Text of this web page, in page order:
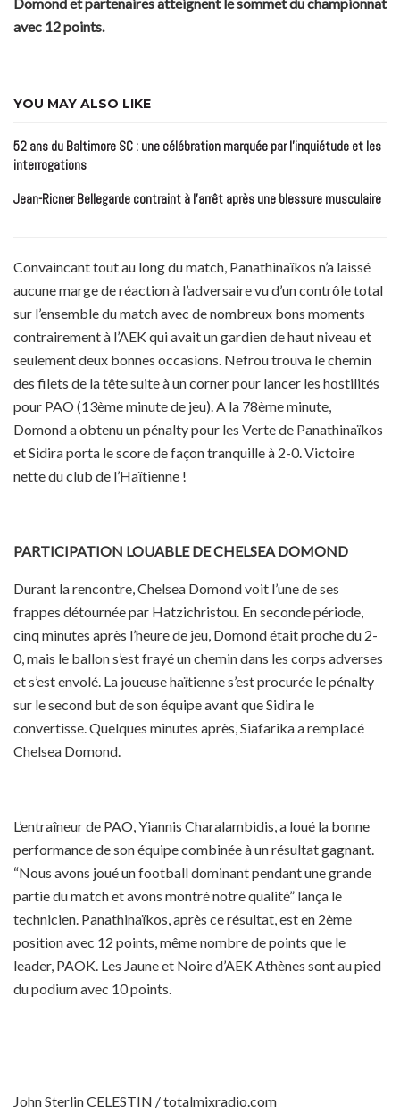
avec 12 points.
YOU MAY ALSO LIKE
52 ans du Baltimore SC : une célébration marquée par l’inquiétude et les
interrogations
Jean-Ricner Bellegarde contraint à l’arrêt après une blessure musculaire
Convaincant tout au long du match, Panathinaïkos n’a laissé
aucune marge de réaction à l’adversaire vu d’un contrôle total
sur l’ensemble du match avec de nombreux bons moments
contrairement à l’AEK qui avait un gardien de haut niveau et
seulement deux bonnes occasions. Nefrou trouva le chemin
des filets de la tête suite à un corner pour lancer les hostilités
pour PAO (13ème minute de jeu). A la 78ème minute,
Domond a obtenu un pénalty pour les Verte de Panathinaïkos
et Sidira porta le score de façon tranquille à 2-0. Victoire
nette du club de l’Haïtienne !
PARTICIPATION LOUABLE DE CHELSEA DOMOND
Durant la rencontre, Chelsea Domond voit l’une de ses
frappes détournée par Hatzichristou. En seconde période,
cinq minutes après l’heure de jeu, Domond était proche du 2-
0, mais le ballon s’est frayé un chemin dans les corps adverses
et s’est envolé. La joueuse haïtienne s’est procurée le pénalty
sur le second but de son équipe avant que Sidira le
convertisse. Quelques minutes après, Siafarika a remplacé
Chelsea Domond.
L’entraîneur de PAO, Yiannis Charalambidis, a loué la bonne
performance de son équipe combinée à un résultat gagnant.
“Nous avons joué un football dominant pendant une grande
partie du match et avons montré notre qualité” lança le
technicien. Panathinaïkos, après ce résultat, est en 2ème
position avec 12 points, même nombre de points que le
leader, PAOK. Les Jaune et Noire d’AEK Athènes sont au pied
du podium avec 10 points.
John Sterlin CELESTIN / totalmixradio.com